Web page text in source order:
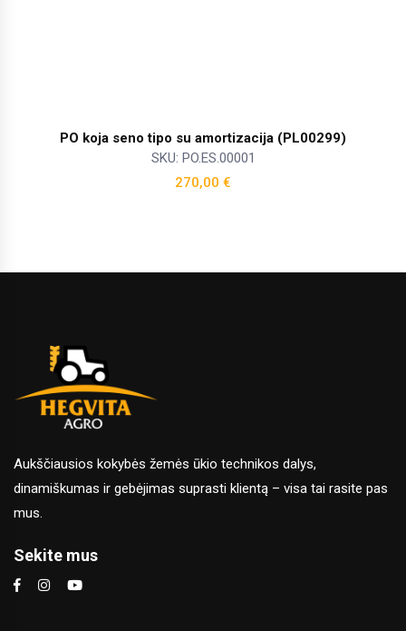
PO koja seno tipo su amortizacija (PL00299)
SKU: PO.ES.00001
270,00 €
Aukščiausios kokybės žemės ūkio technikos dalys,
dinamiškumas ir gebėjimas suprasti klientą – visa tai rasite pas
mus.
Sekite mus